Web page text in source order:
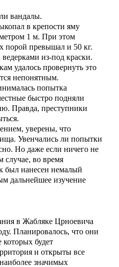
вандалы.
в крепости яму
1 м. При этом
порой превышал и 50 кг.
из-под краски.
удалось провернуть это
непонятным.
попытка
быстро подняли
Правда, преступники
уверены, что
Увенчались ли попытки
Но даже если ничего не
во время
был нанесен немалый
дальнейшее изучение
в Жабляке Црноевича
Планировалось, что они
которых будет
и открыты все
значимых